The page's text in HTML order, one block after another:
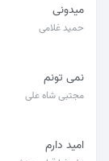
میدونی
حمید غلامی
نمی تونم
مجتبی شاه علی
امید دارم